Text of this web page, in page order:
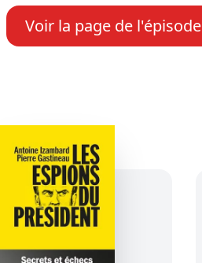
Voir la page de l'épisode